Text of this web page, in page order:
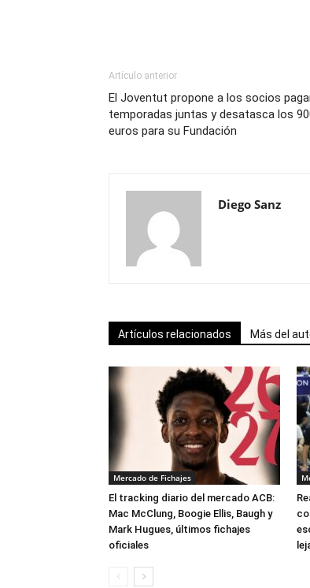
Artículo anterior
El Joventut propone a los socios
temporadas juntas y desatasca los
euros para su Fundación
Diego Sanz
Artículos relacionados Más del
Mercado de Fichajes
El tracking diario del mercado ACB:
Mac McClung, Boogie Ellis, Baugh y
Mark Hugues, últimos fichajes
oficiales